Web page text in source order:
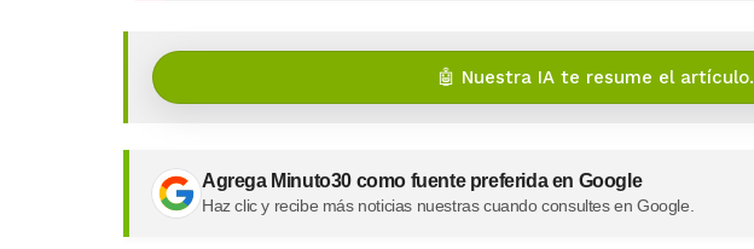
🤖 Nuestra IA te resume el artículo.
Agrega Minuto30 como fuente preferida en Google
Haz clic y recibe más noticias nuestras cuando consultes en Google.